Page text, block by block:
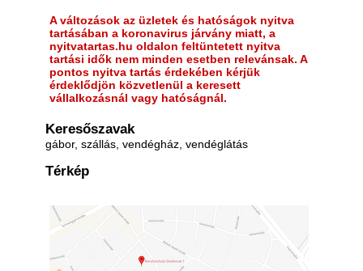
A változások az üzletek és hatóságok nyitva
tartásában a koronavirus járvány miatt, a
nyitvatartas.hu oldalon feltüntetett nyitva
tartási idők nem minden esetben relevánsak. A
pontos nyitva tartás érdekében kérjük
érdeklődjön közvetlenül a keresett
vállalkozásnál vagy hatóságnál.
Keresőszavak
gábor, szállás, vendégház, vendéglátás
Térkép